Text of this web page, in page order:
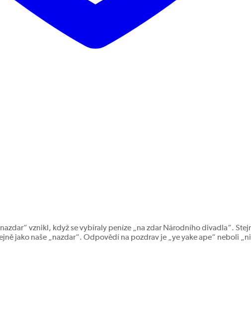
vznikl, když se vybíraly peníze „na zdar Národního divadla“.
jako naše „nazdar“. Odpovědí na pozdrav je „ye yake ape“ neboli